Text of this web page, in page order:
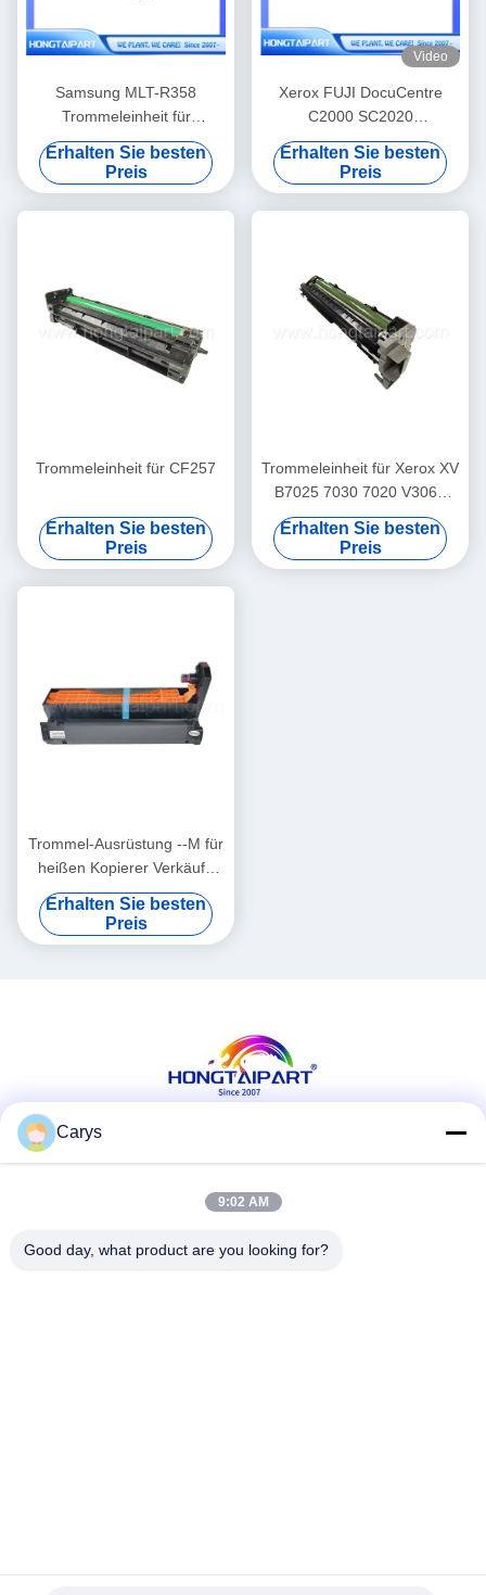
Samsung MLT-R358
Trommeleinheit für
MS370LX M4370LX
M5360RX Drucker
Erhalten Sie besten
Preis
Video
Xerox FUJI DocuCentre
C2000 SC2020
Schlagzeuger CT351053
68.2K
Erhalten Sie besten
Preis
Trommeleinheit für CF257
Erhalten Sie besten
Preis
Trommeleinheit für Xerox XV
B7025 7030 7020 V3065
V3060
Erhalten Sie besten
Preis
Trommel-Ausrüstung --M für
heißen Kopierer Verkäufe
OKI C710 C711 liefert
Trommel-Einheit--M haben
hohe Qualität und Stall
Erhalten Sie besten
Preis
Schnelle Kontaktaufnahme
Carys
9:02 AM
Good day, what product are you looking for?